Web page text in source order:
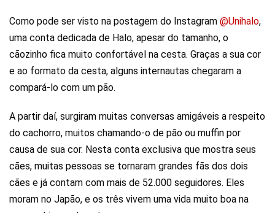
Como pode ser visto na postagem do Instagram @Unihalo,
uma conta dedicada de Halo, apesar do tamanho, o
cãozinho fica muito confortável na cesta. Graças a sua cor
e ao formato da cesta, alguns internautas chegaram a
compará-lo com um pão.
A partir daí, surgiram muitas conversas amigáveis ​​a respeito
do cachorro, muitos chamando-o de pão ou muffin por
causa de sua cor. Nesta conta exclusiva que mostra seus
cães, muitas pessoas se tornaram grandes fãs dos dois
cães e já contam com mais de 52.000 seguidores. Eles
moram no Japão, e os três vivem uma vida muito boa na